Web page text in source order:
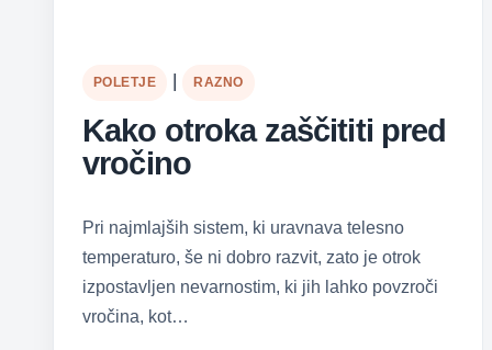
POLETJE RAZNO
Kako otroka zaščititi pred
vročino
Pri najmlajših sistem, ki uravnava telesno
temperaturo, še ni dobro razvit, zato je otrok
izpostavljen nevarnostim, ki jih lahko povzroči
vročina, kot…